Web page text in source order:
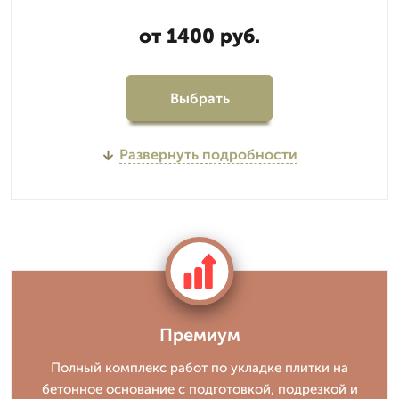
от 1400 руб.
Выбрать
Развернуть подробности
Премиум
Полный комплекс работ по укладке плитки на
бетонное основание с подготовкой, подрезкой и